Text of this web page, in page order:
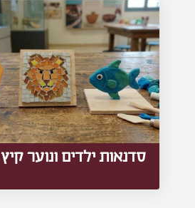
סדנאות ילדים ונוער קיץ 2026